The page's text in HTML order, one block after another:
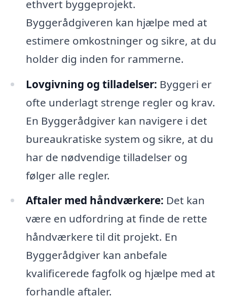
ethvert byggeprojekt.
Byggerådgiveren kan hjælpe med at
estimere omkostninger og sikre, at du
holder dig inden for rammerne.
Lovgivning og tilladelser: Byggeri er
ofte underlagt strenge regler og krav.
En Byggerådgiver kan navigere i det
bureaukratiske system og sikre, at du
har de nødvendige tilladelser og
følger alle regler.
Aftaler med håndværkere: Det kan
være en udfordring at finde de rette
håndværkere til dit projekt. En
Byggerådgiver kan anbefale
kvalificerede fagfolk og hjælpe med at
forhandle aftaler.